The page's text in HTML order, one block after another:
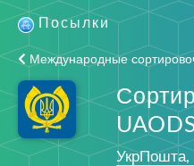
Посылки
Международные
УкрПошта,